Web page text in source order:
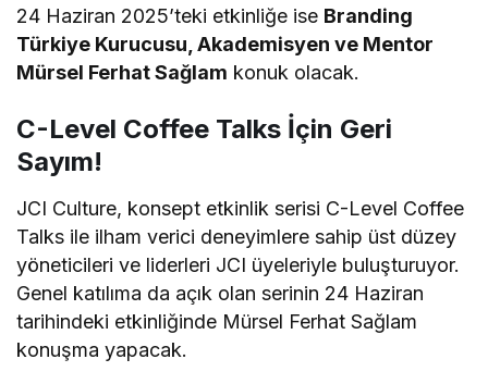
24 Haziran 2025’teki etkinliğe ise Branding
Türkiye Kurucusu, Akademisyen ve Mentor
Mürsel Ferhat Sağlam konuk olacak.
C-Level Coffee Talks İçin Geri
Sayım!
JCI Culture, konsept etkinlik serisi C-Level Coffee
Talks ile ilham verici deneyimlere sahip üst düzey
yöneticileri ve liderleri JCI üyeleriyle buluşturuyor.
Genel katılıma da açık olan serinin 24 Haziran
tarihindeki etkinliğinde Mürsel Ferhat Sağlam
konuşma yapacak.